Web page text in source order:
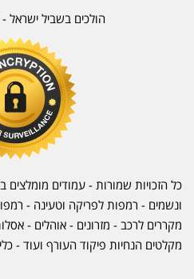
הולכים בשביל ישראל -
כל הזכויות שמורות - עמודים מומלצים
ונשמים - רמפות לפריקה וטעינה -
מקררים לרכב - מזרונים - אוהלים -
מקלטים הנחיות פיקוד העורף ועוד -